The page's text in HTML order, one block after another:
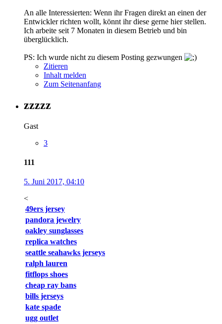
An alle Interessierten: Wenn ihr Fragen direkt an einen der
Entwickler richten wollt, könnt ihr diese gerne hier stellen.
Ich arbeite seit 7 Monaten in diesem Betrieb und bin
überglücklich.
PS: Ich wurde nicht zu diesem Posting gezwungen
Zitieren
Inhalt melden
Zum Seitenanfang
zzzzz
Gast
3
111
5. Juni 2017, 04:10
<
49ers jersey
pandora jewelry
oakley sunglasses
replica watches
seattle seahawks jerseys
ralph lauren
fitflops shoes
cheap ray bans
bills jerseys
kate spade
ugg outlet